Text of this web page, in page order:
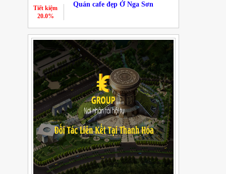
Quán cafe đẹp Ở Nga Sơn
Tiết kiệm
20.0%